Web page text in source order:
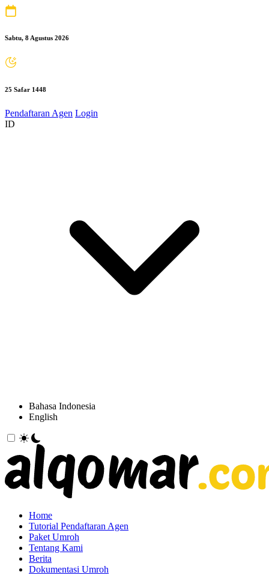
Sabtu, 8 Agustus 2026
25 Safar 1448
Pendaftaran Agen Login
ID
Bahasa Indonesia
English
Home
Tutorial Pendaftaran Agen
Paket Umroh
Tentang Kami
Berita
Dokumentasi Umroh